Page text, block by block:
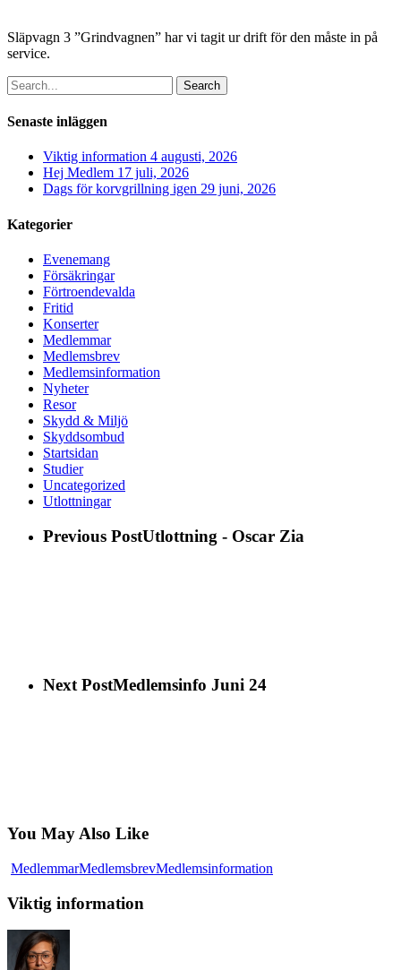
Släpvagn 3 ”Grindvagnen” har vi tagit ur drift för den måste in på
service.
Search
Senaste inläggen
Viktig information 4 augusti, 2026
Hej Medlem 17 juli, 2026
Dags för korvgrillning igen 29 juni, 2026
Kategorier
Evenemang
Försäkringar
Förtroendevalda
Fritid
Konserter
Medlemmar
Medlemsbrev
Medlemsinformation
Nyheter
Resor
Skydd & Miljö
Skyddsombud
Startsidan
Studier
Uncategorized
Utlottningar
Previous PostUtlottning - Oscar Zia
Next PostMedlemsinfo Juni 24
You May Also Like
MedlemmarMedlemsbrevMedlemsinformation
Viktig information